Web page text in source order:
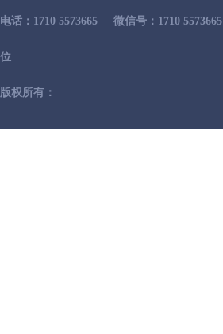
电话：1710 5573665 微信号：1710 5573665
位
版权所有：